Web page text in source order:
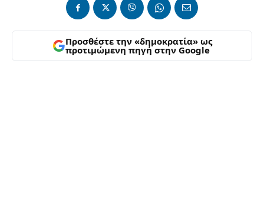
Προσθέστε την «δημοκρατία» ως
προτιμώμενη πηγή στην Google